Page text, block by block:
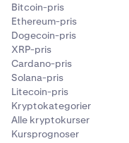
Bitcoin-pris
Ethereum-pris
Dogecoin-pris
XRP-pris
Cardano-pris
Solana-pris
Litecoin-pris
Kryptokategorier
Alle kryptokurser
Kursprognoser